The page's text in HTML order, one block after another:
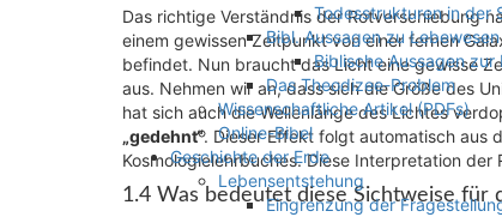
Todesstrukturen in der
Bibl. Aussagen zu Lebewesen
Biblische Aussagen
Das Theodizee-Problem
Wissenschaftliche Artikel (PDFs)
Online-Bibel
Geschichte der Erde
Lebensentstehung
Eingrenzung der
Das richtige Verständnis der Rotverschiebung
einem gewissen Zeitpunkt von einer fernen
befindet. Nun braucht das Licht eine gewisse
aus. Nehmen wir an, dass sich die Größe des
hat sich auch die Wellenlänge des Lichtes
„gedehnt“. Dieser Effekt folgt automatisch aus
Kosmologielehrbuches. Diese Interpretation der
1.4 Was bedeutet diese Sichtweise für